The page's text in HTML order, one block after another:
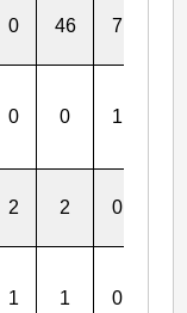
0 46 7
0 0 1
2 2 0
1 1 0